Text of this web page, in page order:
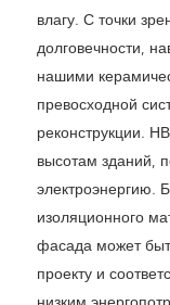
влагу. С точки
долговечности,
нашими
превосходной
реконструкции.
высотам зданий,
электроэнергию.
изоляционного
фасада может
проекту и